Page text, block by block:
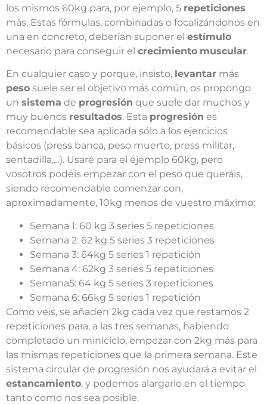
los mismos 60kg para, por ejemplo, 5 repeticiones
más. Estas fórmulas, combinadas o focalizándonos en
una en concreto, deberían suponer el estímulo
necesario para conseguir el crecimiento muscular.
En cualquier caso y porque, insisto, levantar más
peso suele ser el objetivo más común, os propongo
un sistema de progresión que suele dar muchos y
muy buenos resultados. Esta progresión es
recomendable sea aplicada sólo a los ejercicios
básicos (press banca, peso muerto, press militar,
sentadilla,…). Usaré para el ejemplo 60kg, pero
vosotros podéis empezar con el peso que queráis,
siendo recomendable comenzar con,
aproximadamente, 10kg menos de vuestro máximo:
Semana 1: 60 kg 3 series 5 repeticiones
Semana 2: 62 kg 5 series 3 repeticiones
Semana 3: 64kg 5 series 1 repetición
Semana 4: 62kg 3 series 5 repeticiones
Semana5: 64 kg 5 series 3 repeticiones
Semana 6: 66kg 5 series 1 repetición
Como veis, se añaden 2kg cada vez que restamos 2
repeticiones para, a las tres semanas, habiendo
completado un miniciclo, empezar con 2kg más para
las mismas repeticiones que la primera semana. Este
sistema circular de progresión nos ayudará a evitar el
estancamiento, y podemos alargarlo en el tiempo
tanto como nos sea posible.